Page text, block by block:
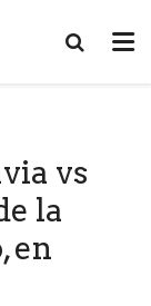
vs
la
en